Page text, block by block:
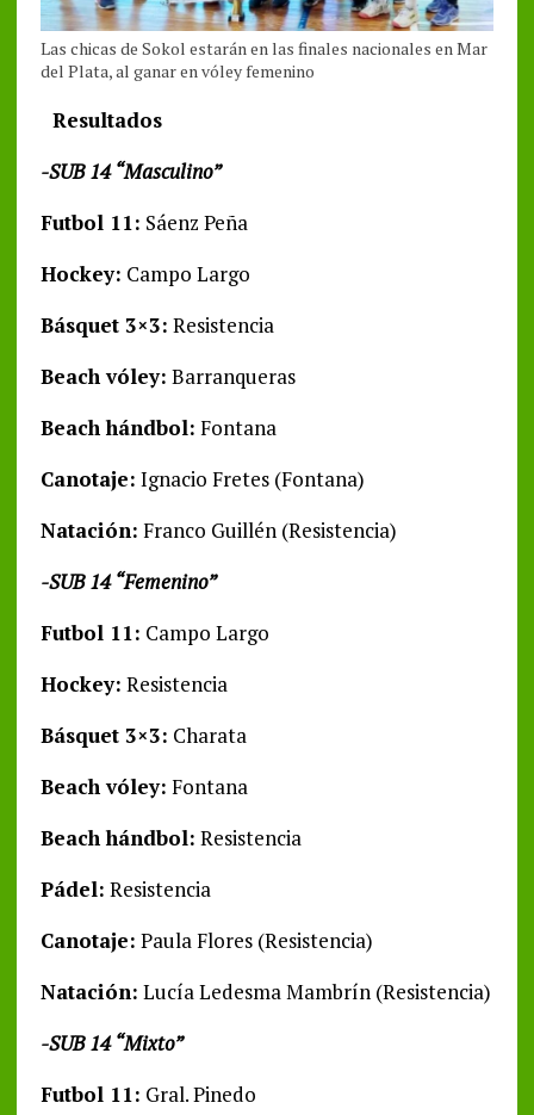
Las chicas de Sokol estarán en las finales nacionales en Mar
del Plata, al ganar en vóley femenino
Resultados
-SUB 14 “Masculino”
Futbol 11: Sáenz Peña
Hockey: Campo Largo
Básquet 3×3: Resistencia
Beach vóley: Barranqueras
Beach hándbol: Fontana
Canotaje: Ignacio Fretes (Fontana)
Natación: Franco Guillén (Resistencia)
-SUB 14 “Femenino”
Futbol 11: Campo Largo
Hockey: Resistencia
Básquet 3×3: Charata
Beach vóley: Fontana
Beach hándbol: Resistencia
Pádel: Resistencia
Canotaje: Paula Flores (Resistencia)
Natación: Lucía Ledesma Mambrín (Resistencia)
-SUB 14 “Mixto”
Futbol 11: Gral. Pinedo